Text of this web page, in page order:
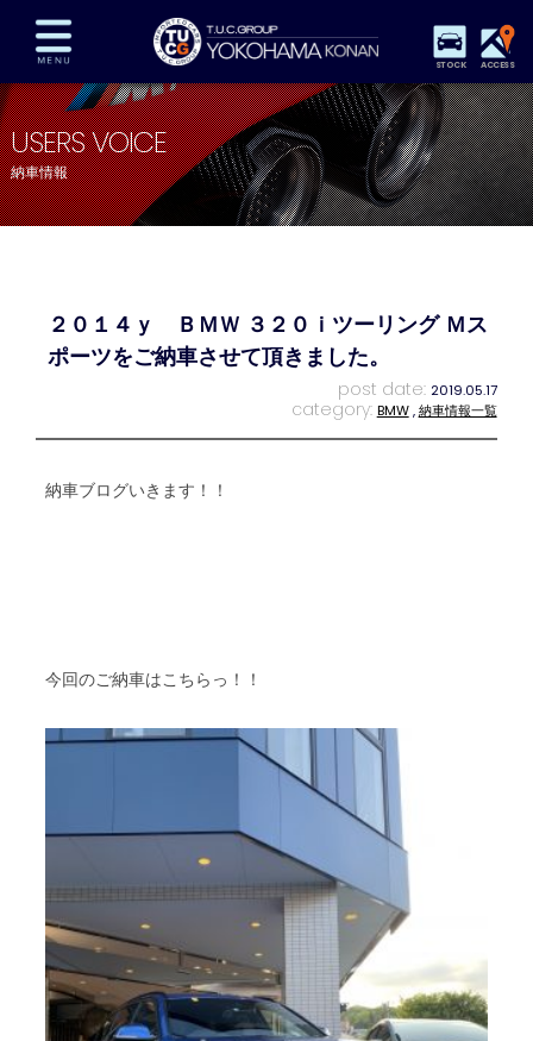
STOCK ACCESS
在庫車両情報 保証&サービス パーツリスト
TUCとは？ 店舗情報 アクセスマップ
全国納車 特別作業 注文販売
プライバシーポリシー スタッフblog
USERS VOICE
納車情報
２０１４ｙ ＢＭＷ ３２０ｉツーリング Ｍス
ポーツをご納車させて頂きました。
post date: 2019.05.17
category: BMW,納車情報一覧
納車ブログいきます！！
今回のご納車はこちらっ！！